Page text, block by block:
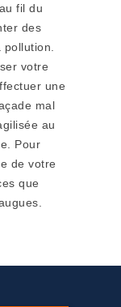
fil du
des
votre
une
mal
au
Pour
de votre
que